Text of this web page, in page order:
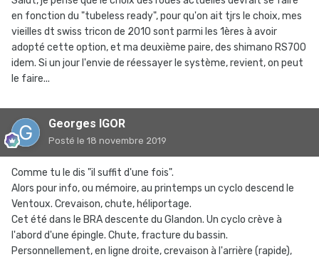
en fonction du "tubeless ready", pour qu'on ait tjrs le choix, mes
vieilles dt swiss tricon de 2010 sont parmi les 1ères à avoir
adopté cette option, et ma deuxième paire, des shimano RS700
idem. Si un jour l'envie de réessayer le système, revient, on peut
le faire...
Georges IGOR
Posté le 18 novembre 2019
Comme tu le dis "il suffit d'une fois".
Alors pour info, ou mémoire, au printemps un cyclo descend le
Ventoux. Crevaison, chute, héliportage.
Cet été dans le BRA descente du Glandon. Un cyclo crève à
l'abord d'une épingle. Chute, fracture du bassin.
Personnellement, en ligne droite, crevaison à l'arrière (rapide),